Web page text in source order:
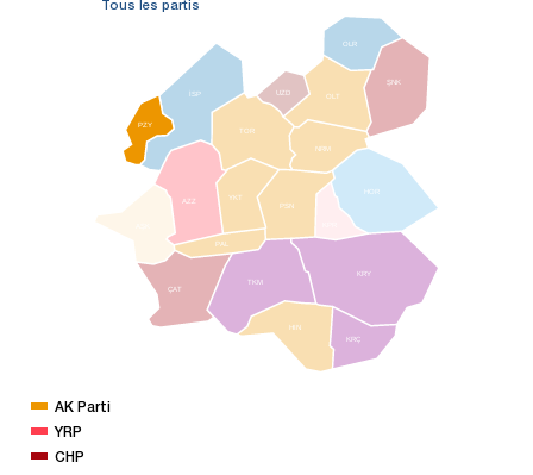
Tous les partis
ÇAT
HIN
HOR
İSP
KRY
NRM
OLT
OLR
PSN
ŞNK
TKM
TOR
KRÇ
UZD
PZY
AZZ
PAL
YKT
AK Parti
YRP
CHP